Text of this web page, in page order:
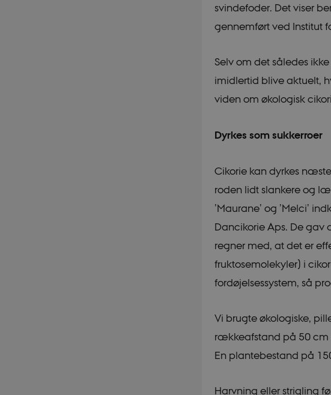
svindefoder. Det viser
gennemført ved Institut
Selv om det således
imidlertid blive aktuelt,
viden om økologisk
Dyrkes som sukkerroer
Cikorie kan dyrkes
roden lidt slankere og
’Maurane’ og ’Melci’
Dancikorie Aps. De
regner med, at det er
fruktosemolekyler) i
fordøjelsessystem, så
Vi brugte økologiske,
rækkeafstand på 50 cm
En plantebestand på
Harvning eller strigling